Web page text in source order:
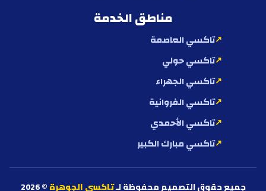
مناطق الخدمة
تاكسي العاصمة
تاكسي حولي
تاكسي الجهراء
تاكسي الفروانية
تاكسي الأحمدي
تاكسي مبارك الكبير
جميع حقوق التصميم محفوظة لـتاكسي الجوهرة© 2026